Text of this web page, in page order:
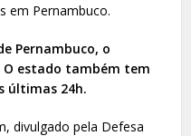
em Pernambuco.
Pernambuco, o
O estado também tem
últimas 24h.
divulgado pela Defesa